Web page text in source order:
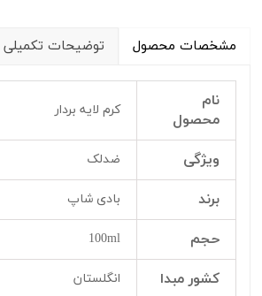
مشخصات محصول توضیحات تکمیلی
نام
محصول
کرم لایه بردار
ویژگی ضدلک
برند بادی شاپ
حجم 100ml
کشور مبدا انگلستان